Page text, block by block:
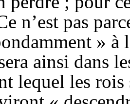
n’est pas
»
ainsi dans
lequel les rois